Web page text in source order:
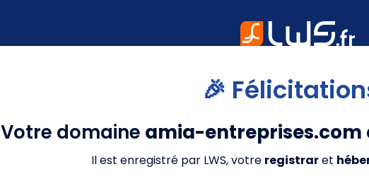
🎉
Votre domaine amia-entreprises.com
Il est enregistré par LWS, votre registraret